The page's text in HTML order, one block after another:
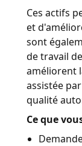
Ces actifs
et
sont
de travail
améliorent
assistée
qualité
Ce que